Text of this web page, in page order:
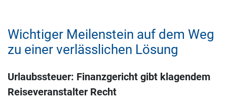
Wichtiger Meilenstein auf dem Weg
zu einer verlässlichen Lösung
Urlaubssteuer: Finanzgericht gibt klagendem
Reiseveranstalter Recht